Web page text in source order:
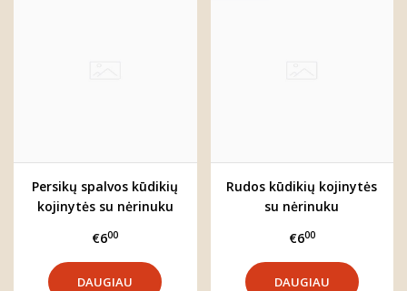
Persikų spalvos kūdikių
kojinytės su nėrinuku
€600
DAUGIAU
Rudos kūdikių kojinytės
su nėrinuku
€600
DAUGIAU